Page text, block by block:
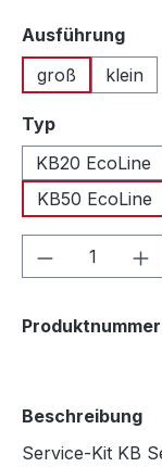
Ausführung
groß
klein
Typauswählen
KB20 EcoLine
KB50 EcoLine
Produkt
Beschreibung
Service-Kit KB